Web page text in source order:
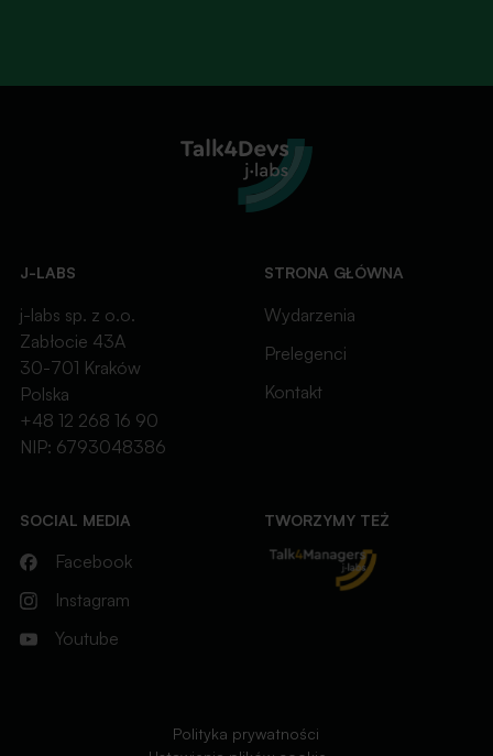
J-LABS
j-labs sp. z o.o.
Zabłocie 43A
30-701 Kraków
Polska
+48 12 268 16 90
NIP: 6793048386
STRONA GŁÓWNA
Wydarzenia
Prelegenci
Kontakt
SOCIAL MEDIA
Facebook
Instagram
Youtube
Polityka prywatności
TWORZYMY TEŻ